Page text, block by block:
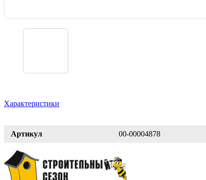
Характеристики
Артикул 00-00004878